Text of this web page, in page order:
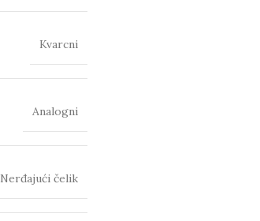
Kvarcni
Analogni
Nerđajući čelik